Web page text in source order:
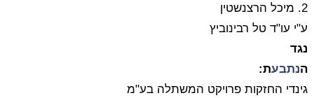
2. מיכל הרצנשטין
ע"י עו"ד טל רבינוביץ
נגד
הנתבעת:
גינדי החזקות פרויקט המשתלה בע"מ